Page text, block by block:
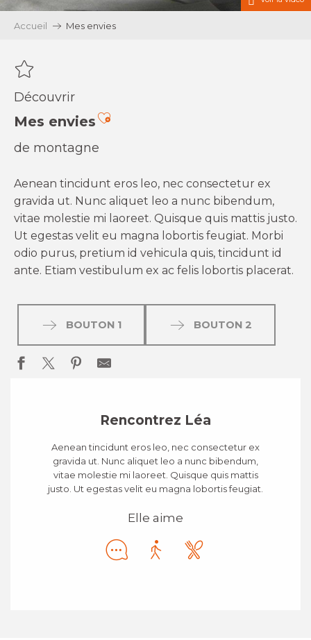
Accueil Mes envies
Découvrir
Mes enviesAjouter aux favoris
de montagne
Aenean tincidunt eros leo, nec consectetur ex
gravida ut. Nunc aliquet leo a nunc bibendum,
vitae molestie mi laoreet. Quisque quis mattis justo.
Ut egestas velit eu magna lobortis feugiat. Morbi
odio purus, pretium id vehicula quis, tincidunt id
ante. Etiam vestibulum ex ac felis lobortis placerat.
BOUTON 1 BOUTON 2
Rencontrez Léa
Aenean tincidunt eros leo, nec consectetur ex
gravida ut. Nunc aliquet leo a nunc bibendum,
vitae molestie mi laoreet. Quisque quis mattis
justo. Ut egestas velit eu magna lobortis feugiat.
Elle aime